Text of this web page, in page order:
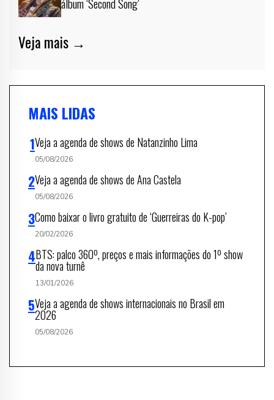
Veja mais →
MAIS LIDAS
Veja a agenda de shows de Natanzinho Lima
05/08/2026
Veja a agenda de shows de Ana Castela
05/08/2026
Como baixar o livro gratuito de ‘Guerreiras do K-pop’
20/02/2026
BTS: palco 360º, preços e mais informações do 1º show
da nova turnê
13/01/2026
Veja a agenda de shows internacionais no Brasil em
2026
05/08/2026